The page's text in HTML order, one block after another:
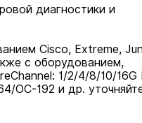
диагностики и
Cisco, Extreme,
с оборудованием,
1/2/4/8/10/16G
OC-192 и др.